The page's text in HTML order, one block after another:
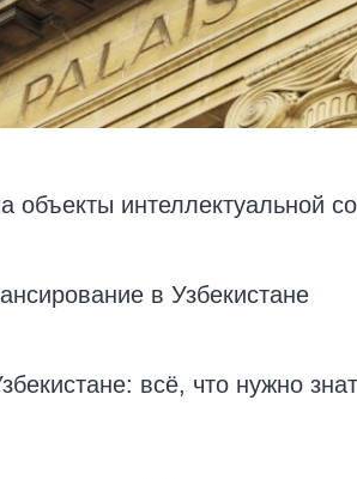
объекты интеллектуальной
в Узбекистане
всё, что нужно